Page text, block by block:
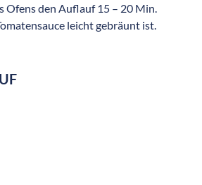
Ofens den Auflauf 15 – 20 Min.
leicht gebräunt ist.